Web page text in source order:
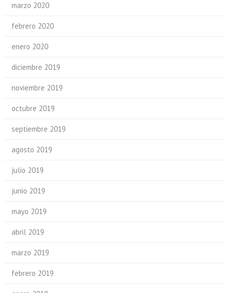
marzo 2020
febrero 2020
enero 2020
diciembre 2019
noviembre 2019
octubre 2019
septiembre 2019
agosto 2019
julio 2019
junio 2019
mayo 2019
abril 2019
marzo 2019
febrero 2019